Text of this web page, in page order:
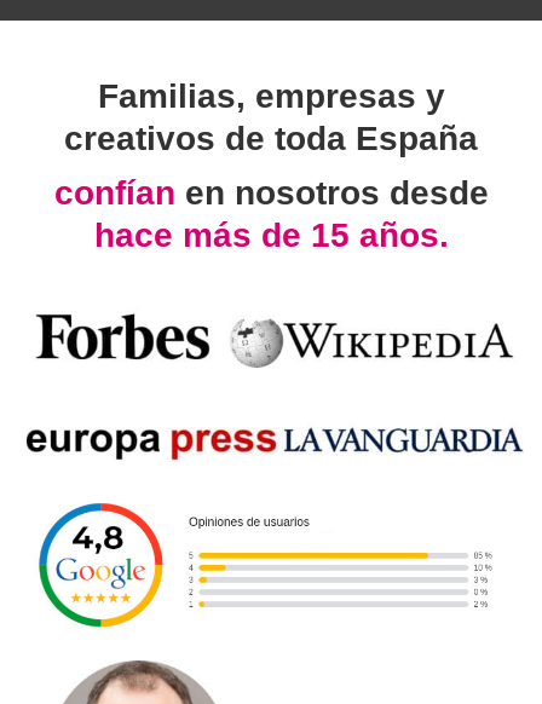
Familias, empresas y
creativos de toda España
confían en nosotros desde
hace más de 15 años.